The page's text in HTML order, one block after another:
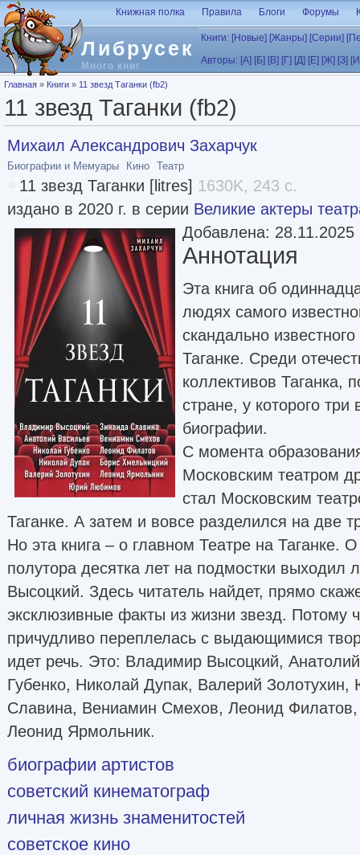
Перейти к основному содержанию
Либрусек
Много книг
Книжная полка Правила Блоги Форумы
Книги: [Новые] [Жанры] [Серии]
Авторы: [А] [Б] [В] [Г] [Д] [Е] [Ж] [З]
Вы здесь
Главная » Книги » 11 звезд Таганки (fb2)
11 звезд Таганки (fb2)
Михаил Александрович Захарчук
Биографии и Мемуары Кино Театр
11 звезд Таганки [litres] 1630K, 243 с.
издано в 2020 г. в серии Великие актеры
Добавлена: 28.11.2025
Аннотация
Эта книга об
людях самого
скандально
Таганке. Среди
коллективов Таганка,
стране, у которого
биографии.
С момента
Московским театром
стал Московским
Таганке. А затем и вовсе разделился на две
Но эта книга – о главном Театре на Таганке.
полутора десятка лет на подмостки выходил
Высоцкий. Здесь читатель найдет, прямо
эксклюзивные факты из жизни звезд. Потому
причудливо переплелась с выдающимися
идет речь. Это: Владимир Высоцкий,
Губенко, Николай Дупак, Валерий
Славина, Вениамин Смехов, Леонид
Леонид Ярмольник.
биографии артистов
советский кинематограф
личная жизнь знаменитостей
советское кино